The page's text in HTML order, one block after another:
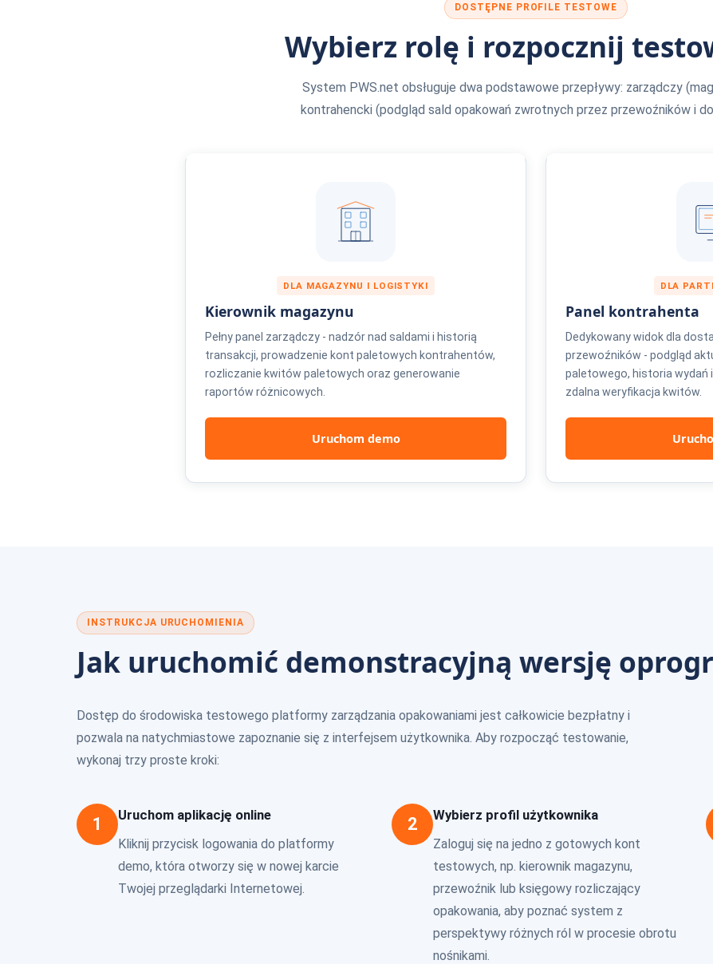
DOSTĘPNE PROFILE TESTOWE
Wybierz rolę i rozpocznij
System PWS.net obsługuje dwa podstawowe przepływy: zarządczy
kontrahencki (podgląd sald opakowań zwrotnych przez przewoźników i
DLA MAGAZYNU I LOGISTYKI
Kierownik magazynu
Pełny panel zarządczy - nadzór nad saldami i historią
transakcji, prowadzenie kont paletowych kontrahentów,
rozliczanie kwitów paletowych oraz generowanie
raportów różnicowych.
Uruchom demo
DLA
Panel kontrahenta
Dedykowany widok dla
przewoźników - podgląd
paletowego, historia wydań
zdalna weryfikacja kwitów.
INSTRUKCJA URUCHOMIENIA
Jak uruchomić demonstracyjną wersję
Dostęp do środowiska testowego platformy zarządzania opakowaniami jest całkowicie bezpłatny i
pozwala na natychmiastowe zapoznanie się z interfejsem użytkownika. Aby rozpocząć testowanie,
wykonaj trzy proste kroki:
1 Uruchom aplikację online
Kliknij przycisk logowania do platformy
demo, która otworzy się w nowej karcie
Twojej przeglądarki Internetowej.
2 Wybierz profil użytkownika
Zaloguj się na jedno z gotowych kont
testowych, np. kierownik magazynu,
przewoźnik lub księgowy rozliczający
opakowania, aby poznać system z
perspektywy różnych ról w procesie obrotu
nośnikami.